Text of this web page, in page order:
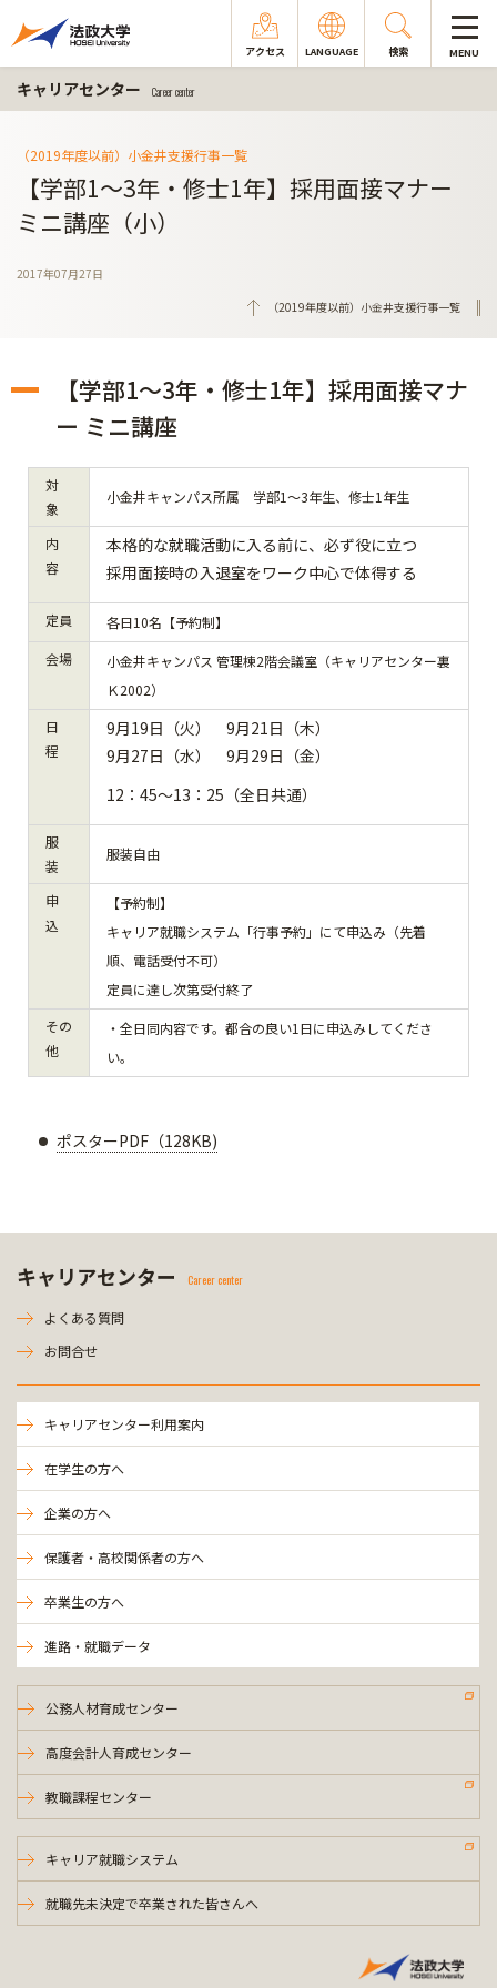
アクセス LANGUAGE 検索 MENU
キャリアセンター Career center
（2019年度以前）小金井支援行事一覧
【学部1～3年・修士1年】採用面接マナー
ミニ講座（小）
2017年07月27日
（2019年度以前）小金井支援行事一覧
【学部1～3年・修士1年】採用面接マナ
ー ミニ講座
対
象
小金井キャンパス所属 学部1～3年生、修士1年生
内
容
本格的な就職活動に入る前に、必ず役に立つ
採用面接時の入退室をワーク中心で体得する
定員
各日10名【予約制】
会場
小金井キャンパス 管理棟2階会議室（キャリアセンター裏
Ｋ2002）
日
程
9月19日（火） 9月21日（木）
9月27日（水） 9月29日（金）
12：45～13：25（全日共通）
服
装
服装自由
申
込
【予約制】
キャリア就職システム「行事予約」にて申込み（先着
順、電話受付不可）
定員に達し次第受付終了
その
他
・全日同内容です。都合の良い1日に申込みしてくださ
い。
ポスターPDF（128KB)
キャリアセンター Career center
よくある質問
お問合せ
キャリアセンター利用案内
在学生の方へ
企業の方へ
保護者・高校関係者の方へ
卒業生の方へ
進路・就職データ
公務人材育成センター
高度会計人育成センター
教職課程センター
キャリア就職システム
就職先未決定で卒業された皆さんへ